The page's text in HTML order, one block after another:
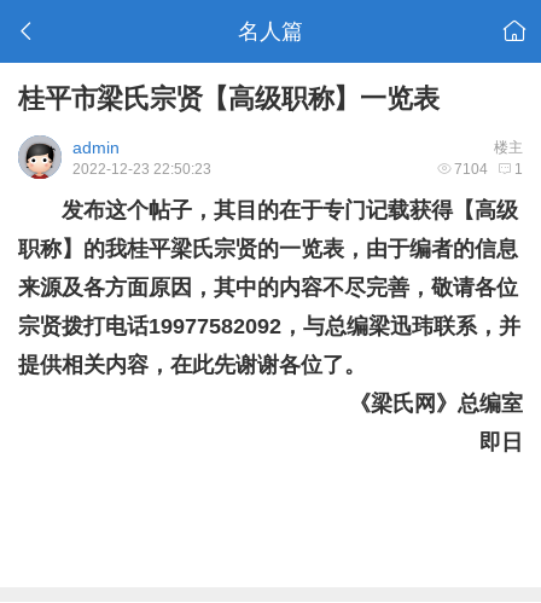
名人篇
桂平市梁氏宗贤【高级职称】一览表
楼主
admin
7104 1
2022-12-23 22:50:23
发布这个帖子，其目的在于专门记载获得【高级
职称】的我桂平梁氏宗贤的一览表，由于编者的信息
来源及各方面原因，其中的内容不尽完善，敬请各位
宗贤拨打电话19977582092，与总编梁迅玮联系，并
提供相关内容，在此先谢谢各位了。
《梁氏网》总编室
即日